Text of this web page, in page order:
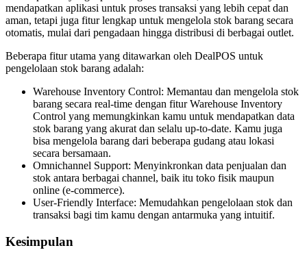
mendapatkan aplikasi untuk proses transaksi yang lebih cepat dan
aman, tetapi juga fitur lengkap untuk mengelola stok barang secara
otomatis, mulai dari pengadaan hingga distribusi di berbagai outlet.
Beberapa fitur utama yang ditawarkan oleh DealPOS untuk
pengelolaan stok barang adalah:
Warehouse Inventory Control: Memantau dan mengelola stok
barang secara real-time dengan fitur Warehouse Inventory
Control yang memungkinkan kamu untuk mendapatkan data
stok barang yang akurat dan selalu up-to-date. Kamu juga
bisa mengelola barang dari beberapa gudang atau lokasi
secara bersamaan.
Omnichannel Support: Menyinkronkan data penjualan dan
stok antara berbagai channel, baik itu toko fisik maupun
online (e-commerce).
User-Friendly Interface: Memudahkan pengelolaan stok dan
transaksi bagi tim kamu dengan antarmuka yang intuitif.
Kesimpulan